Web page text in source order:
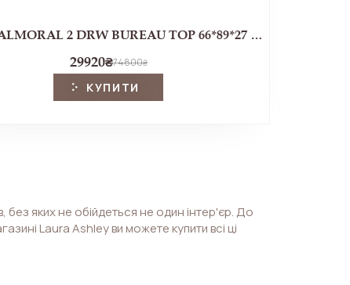
Бюро BALMORAL 2 DRW BUREAU TOP 66*89*27 (Chestnut)
29920₴74800₴
КУПИТИ
без яких не обійдеться не один інтер'єр. До
Laura Ashley ви можете купити всі ці